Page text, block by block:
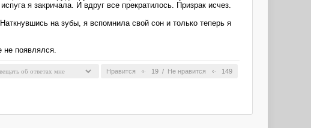
я закричала. И вдруг все прекратилось. Призрак исчез.
на зубы, я вспомнила свой сон и только теперь я
появлялся.
Нравится 19 / Не нравится 149